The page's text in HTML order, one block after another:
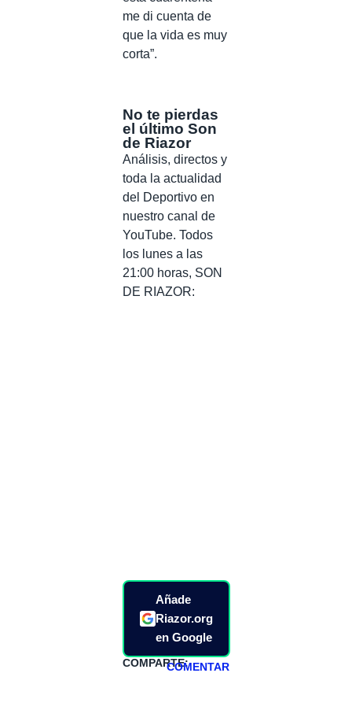
me di cuenta de
que la vida es muy
corta”.
No te pierdas
el último Son
de Riazor
Análisis, directos y
toda la actualidad
del Deportivo en
nuestro canal de
YouTube. Todos
los lunes a las
21:00 horas, SON
DE RIAZOR:
Añade
Riazor.org
en Google
COMPARTE:COMENTAR